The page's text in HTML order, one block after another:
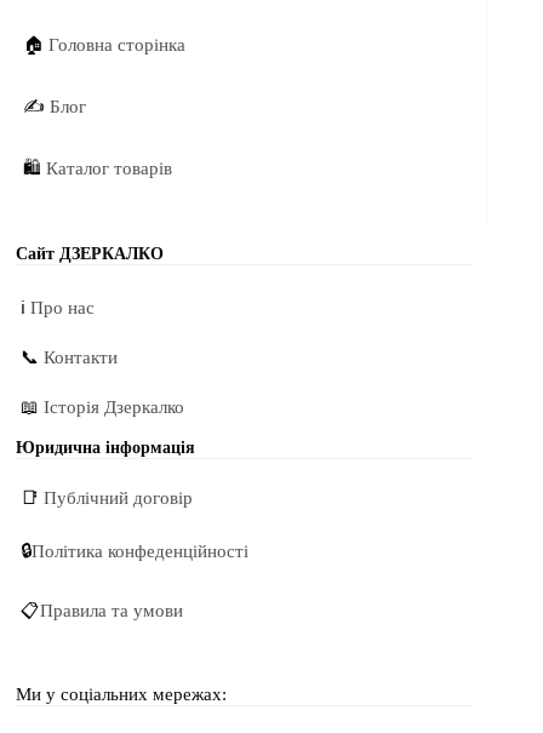
🏠Головна сторінка
✍️Блог
🛍️Каталог товарів
Сайт ДЗЕРКАЛКО
ℹ️Про нас
📞Контакти
📖Історія Дзеркалко
Юридична інформація
📑Публічний договір
🔒Політика конфеденційності
📋Правила та умови
Ми у соціальних мережах: